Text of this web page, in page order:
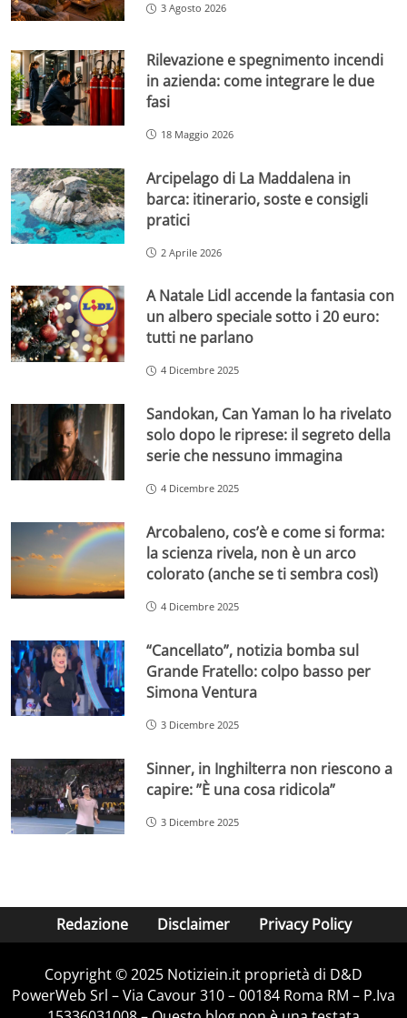
3 Agosto 2026
Rilevazione e spegnimento incendi
in azienda: come integrare le due
fasi
18 Maggio 2026
Arcipelago di La Maddalena in
barca: itinerario, soste e consigli
pratici
2 Aprile 2026
A Natale Lidl accende la fantasia con
un albero speciale sotto i 20 euro:
tutti ne parlano
4 Dicembre 2025
Sandokan, Can Yaman lo ha rivelato
solo dopo le riprese: il segreto della
serie che nessuno immagina
4 Dicembre 2025
Arcobaleno, cos’è e come si forma:
la scienza rivela, non è un arco
colorato (anche se ti sembra così)
4 Dicembre 2025
“Cancellato”, notizia bomba sul
Grande Fratello: colpo basso per
Simona Ventura
3 Dicembre 2025
Sinner, in Inghilterra non riescono a
capire: ”È una cosa ridicola”
3 Dicembre 2025
Redazione Disclaimer Privacy Policy
Copyright © 2025 Notiziein.it proprietà di D&D
PowerWeb Srl – Via Cavour 310 – 00184 Roma RM – P.Iva